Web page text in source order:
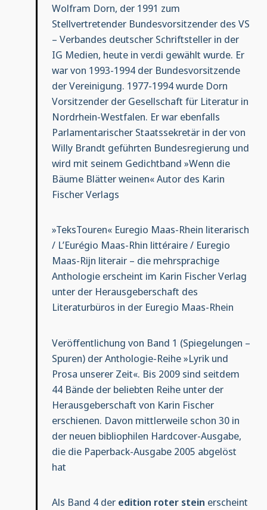
Wolfram Dorn, der 1991 zum
Stellvertretender Bundesvorsitzender des VS
– Verbandes deutscher Schriftsteller in der
IG Medien, heute in ver.di gewählt wurde. Er
war von 1993-1994 der Bundesvorsitzende
der Vereinigung. 1977-1994 wurde Dorn
Vorsitzender der Gesellschaft für Literatur in
Nordrhein-Westfalen. Er war ebenfalls
Parlamentarischer Staatssekretär in der von
Willy Brandt geführten Bundesregierung und
wird mit seinem Gedichtband »Wenn die
Bäume Blätter weinen« Autor des Karin
Fischer Verlags
»TeksTouren« Euregio Maas-Rhein literarisch
/ L’Eurégio Maas-Rhin littéraire / Euregio
Maas-Rijn literair – die mehrsprachige
Anthologie erscheint im Karin Fischer Verlag
unter der Herausgeberschaft des
Literaturbüros in der Euregio Maas-Rhein
Veröffentlichung von Band 1 (Spiegelungen –
Spuren) der Anthologie-Reihe »Lyrik und
Prosa unserer Zeit«. Bis 2009 sind seitdem
44 Bände der beliebten Reihe unter der
Herausgeberschaft von Karin Fischer
erschienen. Davon mittlerweile schon 30 in
der neuen bibliophilen Hardcover-Ausgabe,
die die Paperback-Ausgabe 2005 abgelöst
hat
Als Band 4 der edition roter stein erscheint